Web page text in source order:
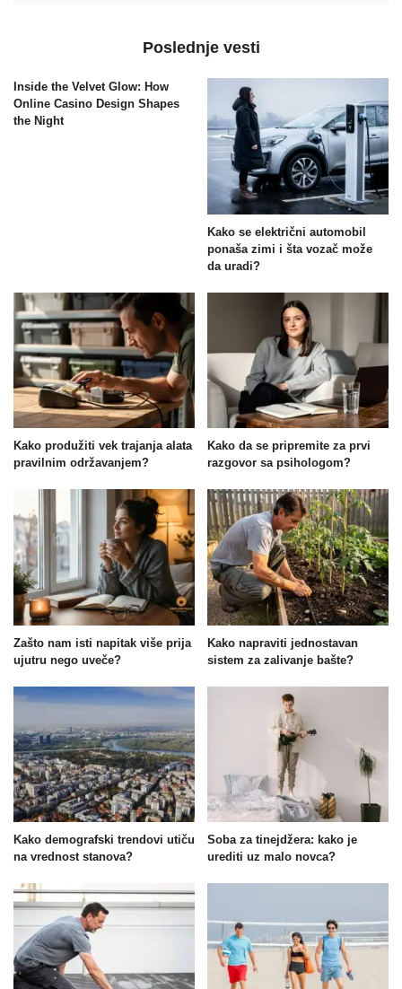
Poslednje vesti
Inside the Velvet Glow: How
Online Casino Design Shapes
the Night
Kako se električni automobil
ponaša zimi i šta vozač može
da uradi?
Kako produžiti vek trajanja alata
pravilnim održavanjem?
Kako da se pripremite za prvi
razgovor sa psihologom?
Zašto nam isti napitak više prija
ujutru nego uveče?
Kako napraviti jednostavan
sistem za zalivanje bašte?
Kako demografski trendovi utiču
na vrednost stanova?
Soba za tinejdžera: kako je
urediti uz malo novca?